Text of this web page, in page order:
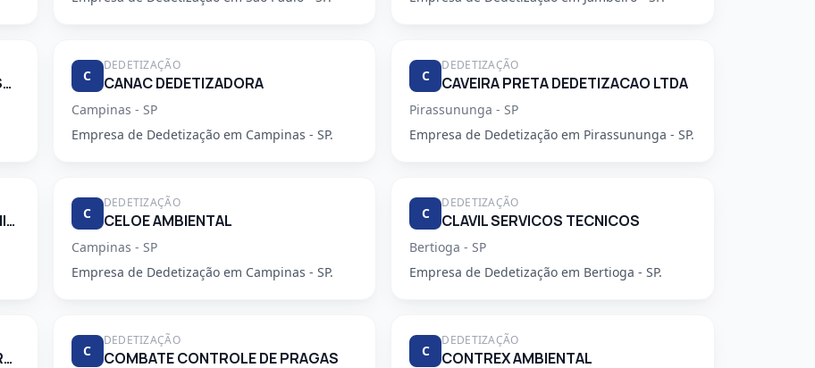
CAMP PRAGAS DEDETIZADORA E SERVICOS DE LIMPEZA LTDA C
DEDETIZAÇÃO
CANAC DEDETIZADORA
Campinas - SP
Empresa de Dedetização em Campinas - SP.
C
DEDETIZAÇÃO
CAVEIRA PRETA DEDETIZACAO LTDA
Pirassununga - SP
Empresa de Dedetização em Pirassununga - SP.
CBJ TECKIPLAM CONSERVACAO, HIGIENIZACAO E LIMPEZA. C
DEDETIZAÇÃO
CELOE AMBIENTAL
Campinas - SP
Empresa de Dedetização em Campinas - SP.
C
DEDETIZAÇÃO
CLAVIL SERVICOS TECNICOS
Bertioga - SP
Empresa de Dedetização em Bertioga - SP.
COMBAT DEDETIZADORA E CONTROLE DE PRAGAS URBANAS C
DEDETIZAÇÃO
COMBATE CONTROLE DE PRAGAS C
DEDETIZAÇÃO
CONTREX AMBIENTAL